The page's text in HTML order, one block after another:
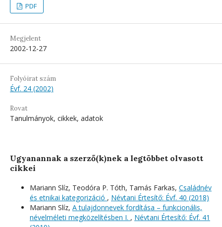
PDF
Megjelent
2002-12-27
Folyóirat szám
Évf. 24 (2002)
Rovat
Tanulmányok, cikkek, adatok
Ugyanannak a szerző(k)nek a legtöbbet olvasott
cikkei
Mariann Slíz, Teodóra P. Tóth, Tamás Farkas, Családnév
és etnikai kategorizáció , Névtani Értesítő: Évf. 40 (2018)
Mariann Slíz, A tulajdonnevek fordítása – funkcionális,
névelméleti megközelítésben I. , Névtani Értesítő: Évf. 41